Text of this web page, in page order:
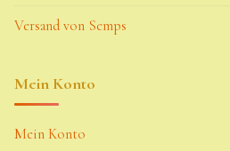
Versand von Semps
Mein Konto
Mein Konto